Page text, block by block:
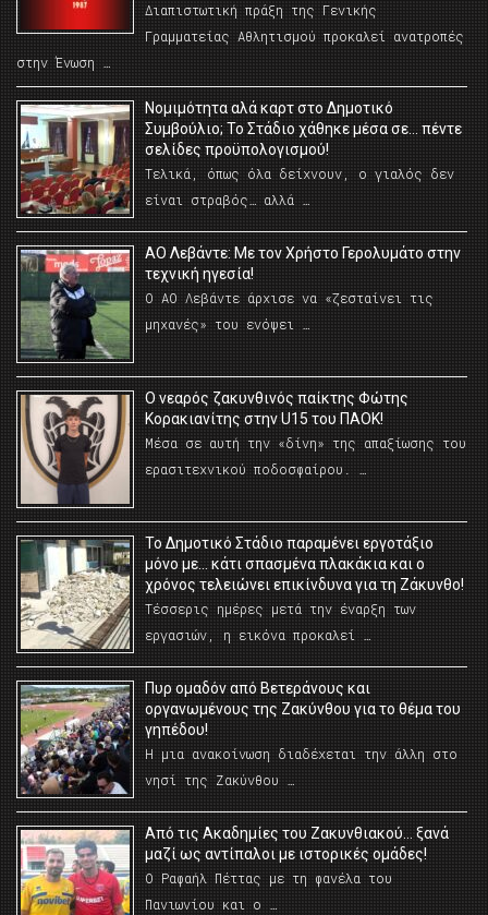
Διαπιστωτική πράξη της Γενικής
Γραμματείας Αθλητισμού προκαλεί ανατροπές
στην Ένωση …
Νομιμότητα αλά καρτ στο Δημοτικό
Συμβούλιο; Το Στάδιο χάθηκε μέσα σε… πέντε
σελίδες προϋπολογισμού!
Τελικά, όπως όλα δείχνουν, ο γιαλός δεν
είναι στραβός… αλλά …
ΑΟ Λεβάντε: Με τον Χρήστο Γερολυμάτο στην
τεχνική ηγεσία!
Ο ΑΟ Λεβάντε άρχισε να «ζεσταίνει τις
μηχανές» του ενόψει …
O νεαρός ζακυνθινός παίκτης Φώτης
Κορακιανίτης στην U15 του ΠΑΟΚ!
Μέσα σε αυτή την «δίνη» της απαξίωσης του
ερασιτεχνικού ποδοσφαίρου. …
Το Δημοτικό Στάδιο παραμένει εργοτάξιο
μόνο με… κάτι σπασμένα πλακάκια και ο
χρόνος τελειώνει επικίνδυνα για τη Ζάκυνθο!
Τέσσερις ημέρες μετά την έναρξη των
εργασιών, η εικόνα προκαλεί …
Πυρ ομαδόν από Βετεράνους και
οργανωμένους της Ζακύνθου για το θέμα του
γηπέδου!
Η μια ανακοίνωση διαδέχεται την άλλη στο
νησί της Ζακύνθου …
Από τις Ακαδημίες του Ζακυνθιακού… ξανά
μαζί ως αντίπαλοι με ιστορικές ομάδες!
Ο Ραφαήλ Πέττας με τη φανέλα του
Πανιωνίου και ο …